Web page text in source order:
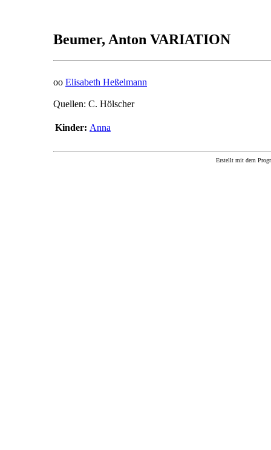
Beumer, Anton VARIATION
oo Elisabeth Heßelmann
Quellen: C. Hölscher
Kinder: Anna
Erstellt mit dem